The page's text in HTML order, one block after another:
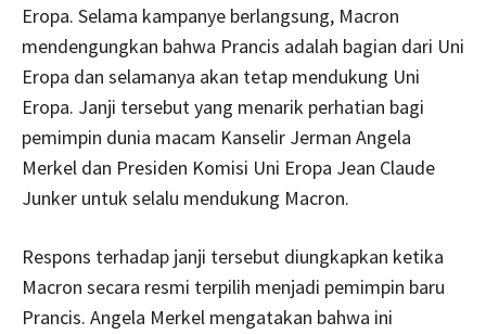
Eropa. Selama kampanye berlangsung, Macron
mendengungkan bahwa Prancis adalah bagian dari Uni
Eropa dan selamanya akan tetap mendukung Uni
Eropa. Janji tersebut yang menarik perhatian bagi
pemimpin dunia macam Kanselir Jerman Angela
Merkel dan Presiden Komisi Uni Eropa Jean Claude
Junker untuk selalu mendukung Macron.
Respons terhadap janji tersebut diungkapkan ketika
Macron secara resmi terpilih menjadi pemimpin baru
Prancis. Angela Merkel mengatakan bahwa ini